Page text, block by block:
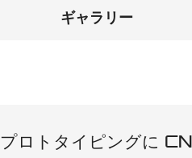
ギャラリー
プロトタイピングに